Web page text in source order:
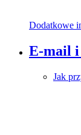
Dodatkowe
E-mail i
Jak